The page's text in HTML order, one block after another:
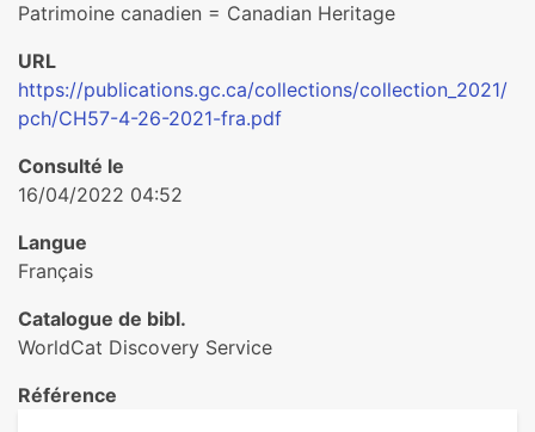
Patrimoine canadien = Canadian Heritage
URL
https://publications.gc.ca/collections/collection_2021/
pch/CH57-4-26-2021-fra.pdf
Consulté le
16/04/2022 04:52
Langue
Français
Catalogue de bibl.
WorldCat Discovery Service
Référence